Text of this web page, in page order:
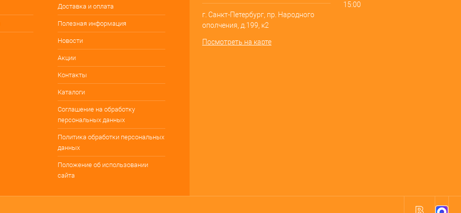
Доставка и оплата
Полезная информация
Новости
Акции
Контакты
Каталоги
Соглашение на обработку
персональных данных
Политика обработки персональных
данных
Положение об использовании
сайта
г. Санкт-Петербург, пр. Народного
ополчения, д.199, к2
Посмотреть на карте
15:00